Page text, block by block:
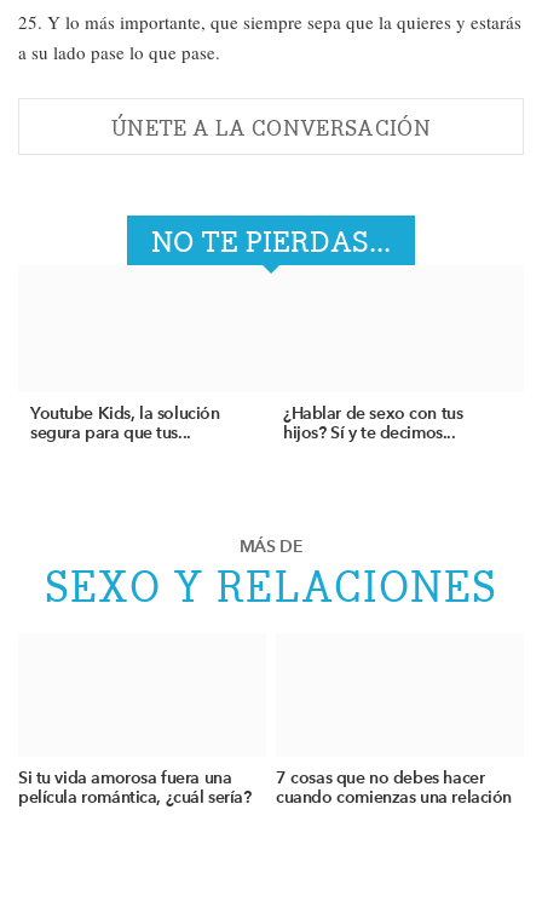
25. Y lo más importante, que siempre sepa que la quieres y estarás
a su lado pase lo que pase.
ÚNETE A LA CONVERSACIÓN
NO TE PIERDAS...
Youtube Kids, la solución
segura para que tus...
¿Hablar de sexo con tus
hijos? Sí y te decimos...
MÁS DE
SEXO Y RELACIONES
Si tu vida amorosa fuera una
película romántica, ¿cuál sería?
7 cosas que no debes hacer
cuando comienzas una relación